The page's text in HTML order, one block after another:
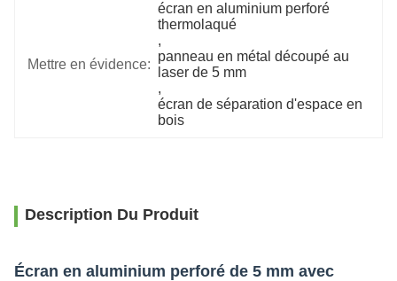
Mettre en évidence:
écran en aluminium perforé
thermolaqué
,
panneau en métal découpé au
laser de 5 mm
,
écran de séparation d'espace en
bois
Description Du Produit
Écran en aluminium perforé de 5 mm avec